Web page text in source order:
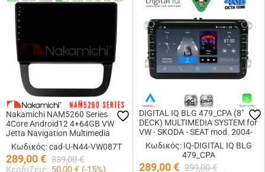
Nakamichi NAM5260 Series
4Core Android12 4+64GB VW
Jetta Navigation Multimedia
Tablet 10 Με Carplay &amp;
Android Auto
Κωδικός: cad-U-N44-VW087T
289,00€ 339,00 €
Κερδίζεις: 50,00 € (-15%)
DIGITAL IQ BLG 479_CPA (8"
DECK) MULTIMEDIA SYSTEM for
VW - SKODA - SEAT mod. 2004-
2016
Κωδικός: IQ-DIGITAL IQ BLG
479_CPA
289,00€ 299,00 €